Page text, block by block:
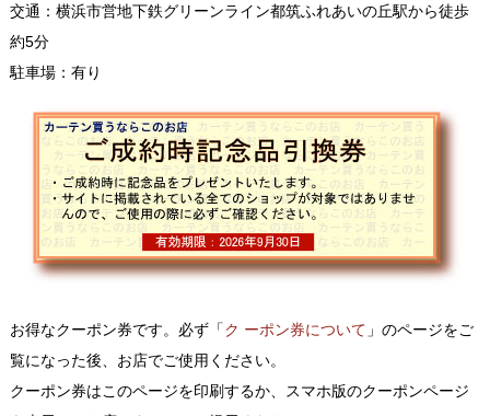
交通：横浜市営地下鉄グリーンライン都筑ふれあいの丘駅から徒歩
約5分
駐車場：有り
お得なクーポン券です。必ず「ク ーポン券について 」のページをご
覧になった後、お店でご使用ください。
クーポン券はこのページを印刷するか、スマホ版のクーポンページ